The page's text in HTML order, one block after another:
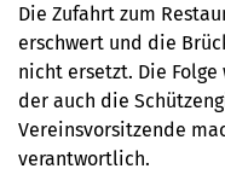
Die Zufahrt zum
erschwert und die
nicht ersetzt. Die
der auch die
Vereinsvorsitzende
verantwortlich.